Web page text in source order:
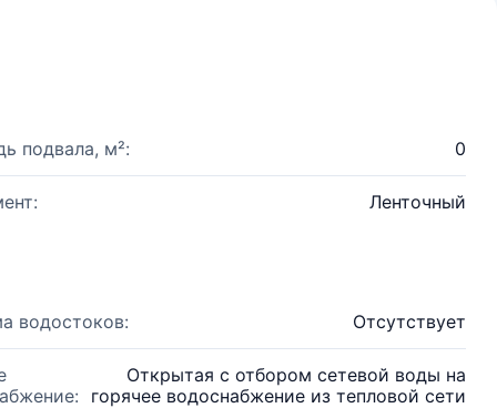
подвала, м²: 0
Ленточный
водостоков: Отсутствует
Открытая с отбором сетевой воды на
горячее водоснабжение из тепловой сети